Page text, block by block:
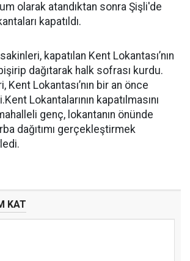
olarak atandıktan sonra Şişli'de
kapatıldı.
kapatılan Kent Lokantası’nın
dağıtarak halk sofrası kurdu.
Kent Lokantası’nın bir an önce
Lokantalarının kapatılmasını
genç, lokantanın önünde
dağıtımı gerçekleştirmek
KAT